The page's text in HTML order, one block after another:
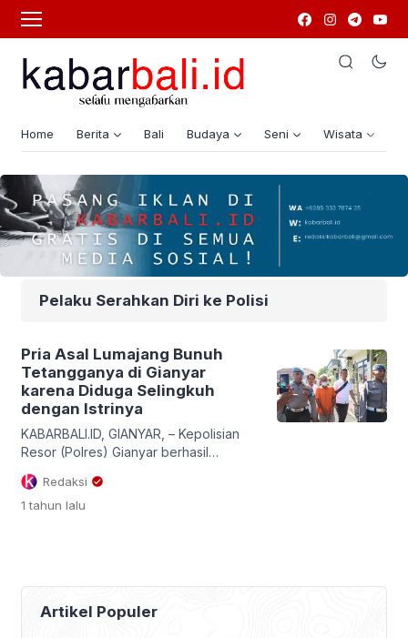
Home Berita Bali Budaya Seni Wisata
Pelaku Serahkan Diri ke Polisi
Pria Asal Lumajang Bunuh
Tetangganya di Gianyar
karena Diduga Selingkuh
dengan Istrinya
KABARBALI.ID, GIANYAR, – Kepolisian
Resor (Polres) Gianyar berhasil
mengungkap kasus pembunuhan
berencana yang terjadi di wilayah
Blahbatuh, Gianyar, Bali. Seorang pria
diduga berselingkuh dengan istrinya.
Redaksi
1 tahun lalu
Artikel Populer